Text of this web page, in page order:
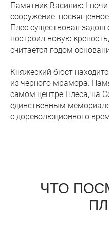
Памятник Василию I
сооружение,
Плес существовал
построил новую
считается годом
Княжеский бюст
из черного мрамора.
самом центре Плеса, на
единственным
с дореволюционного
ЧТО